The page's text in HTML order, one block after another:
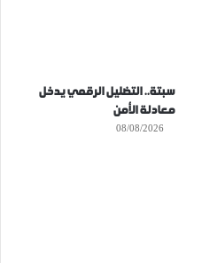
سبتة.. التضليل الرقمي يدخل
معادلة الأمن
08/08/2026